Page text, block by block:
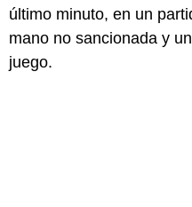
último minuto, en un
mano no sancionada y
juego.